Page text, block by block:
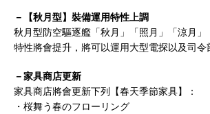
－【秋月型】裝備運用特性上調
秋月型防空驅逐艦「秋月」「照月」「涼月
特性將會提升，將可以運用大型電探以及司令
－家具商店更新
家具商店將會更新下列【春天季節家具】：
・桜舞う春のフローリング